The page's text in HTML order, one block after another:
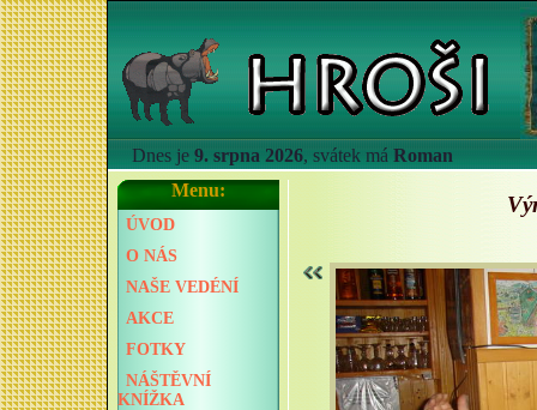
Dnes je 9. srpna 2026, svátek má Roman
Menu:
ÚVOD
O NÁS
NAŠE VEDÉNÍ
AKCE
FOTKY
NÁŠTĚVNÍ
KNÍŽKA